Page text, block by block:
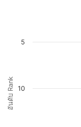
อันดับ Rank
5
10